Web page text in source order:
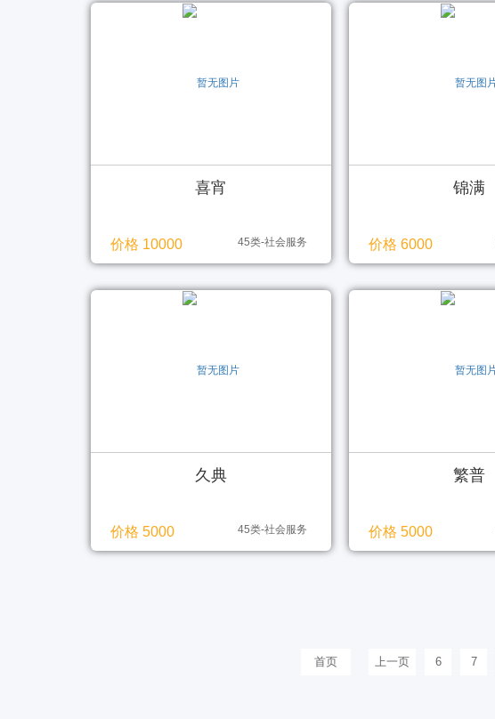
喜宵
价格 10000 45类-社会服务
锦满
价格 6000
久典
价格 5000 45类-社会服务
繁普
价格 5000
首页 上一页 6 7